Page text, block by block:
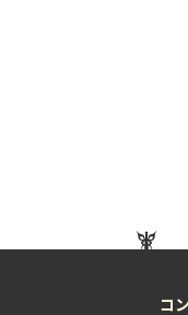
コ